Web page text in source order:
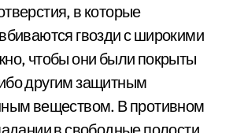
в которые
гвозди с широкими
чтобы они были покрыты
другим защитным
веществом. В противном